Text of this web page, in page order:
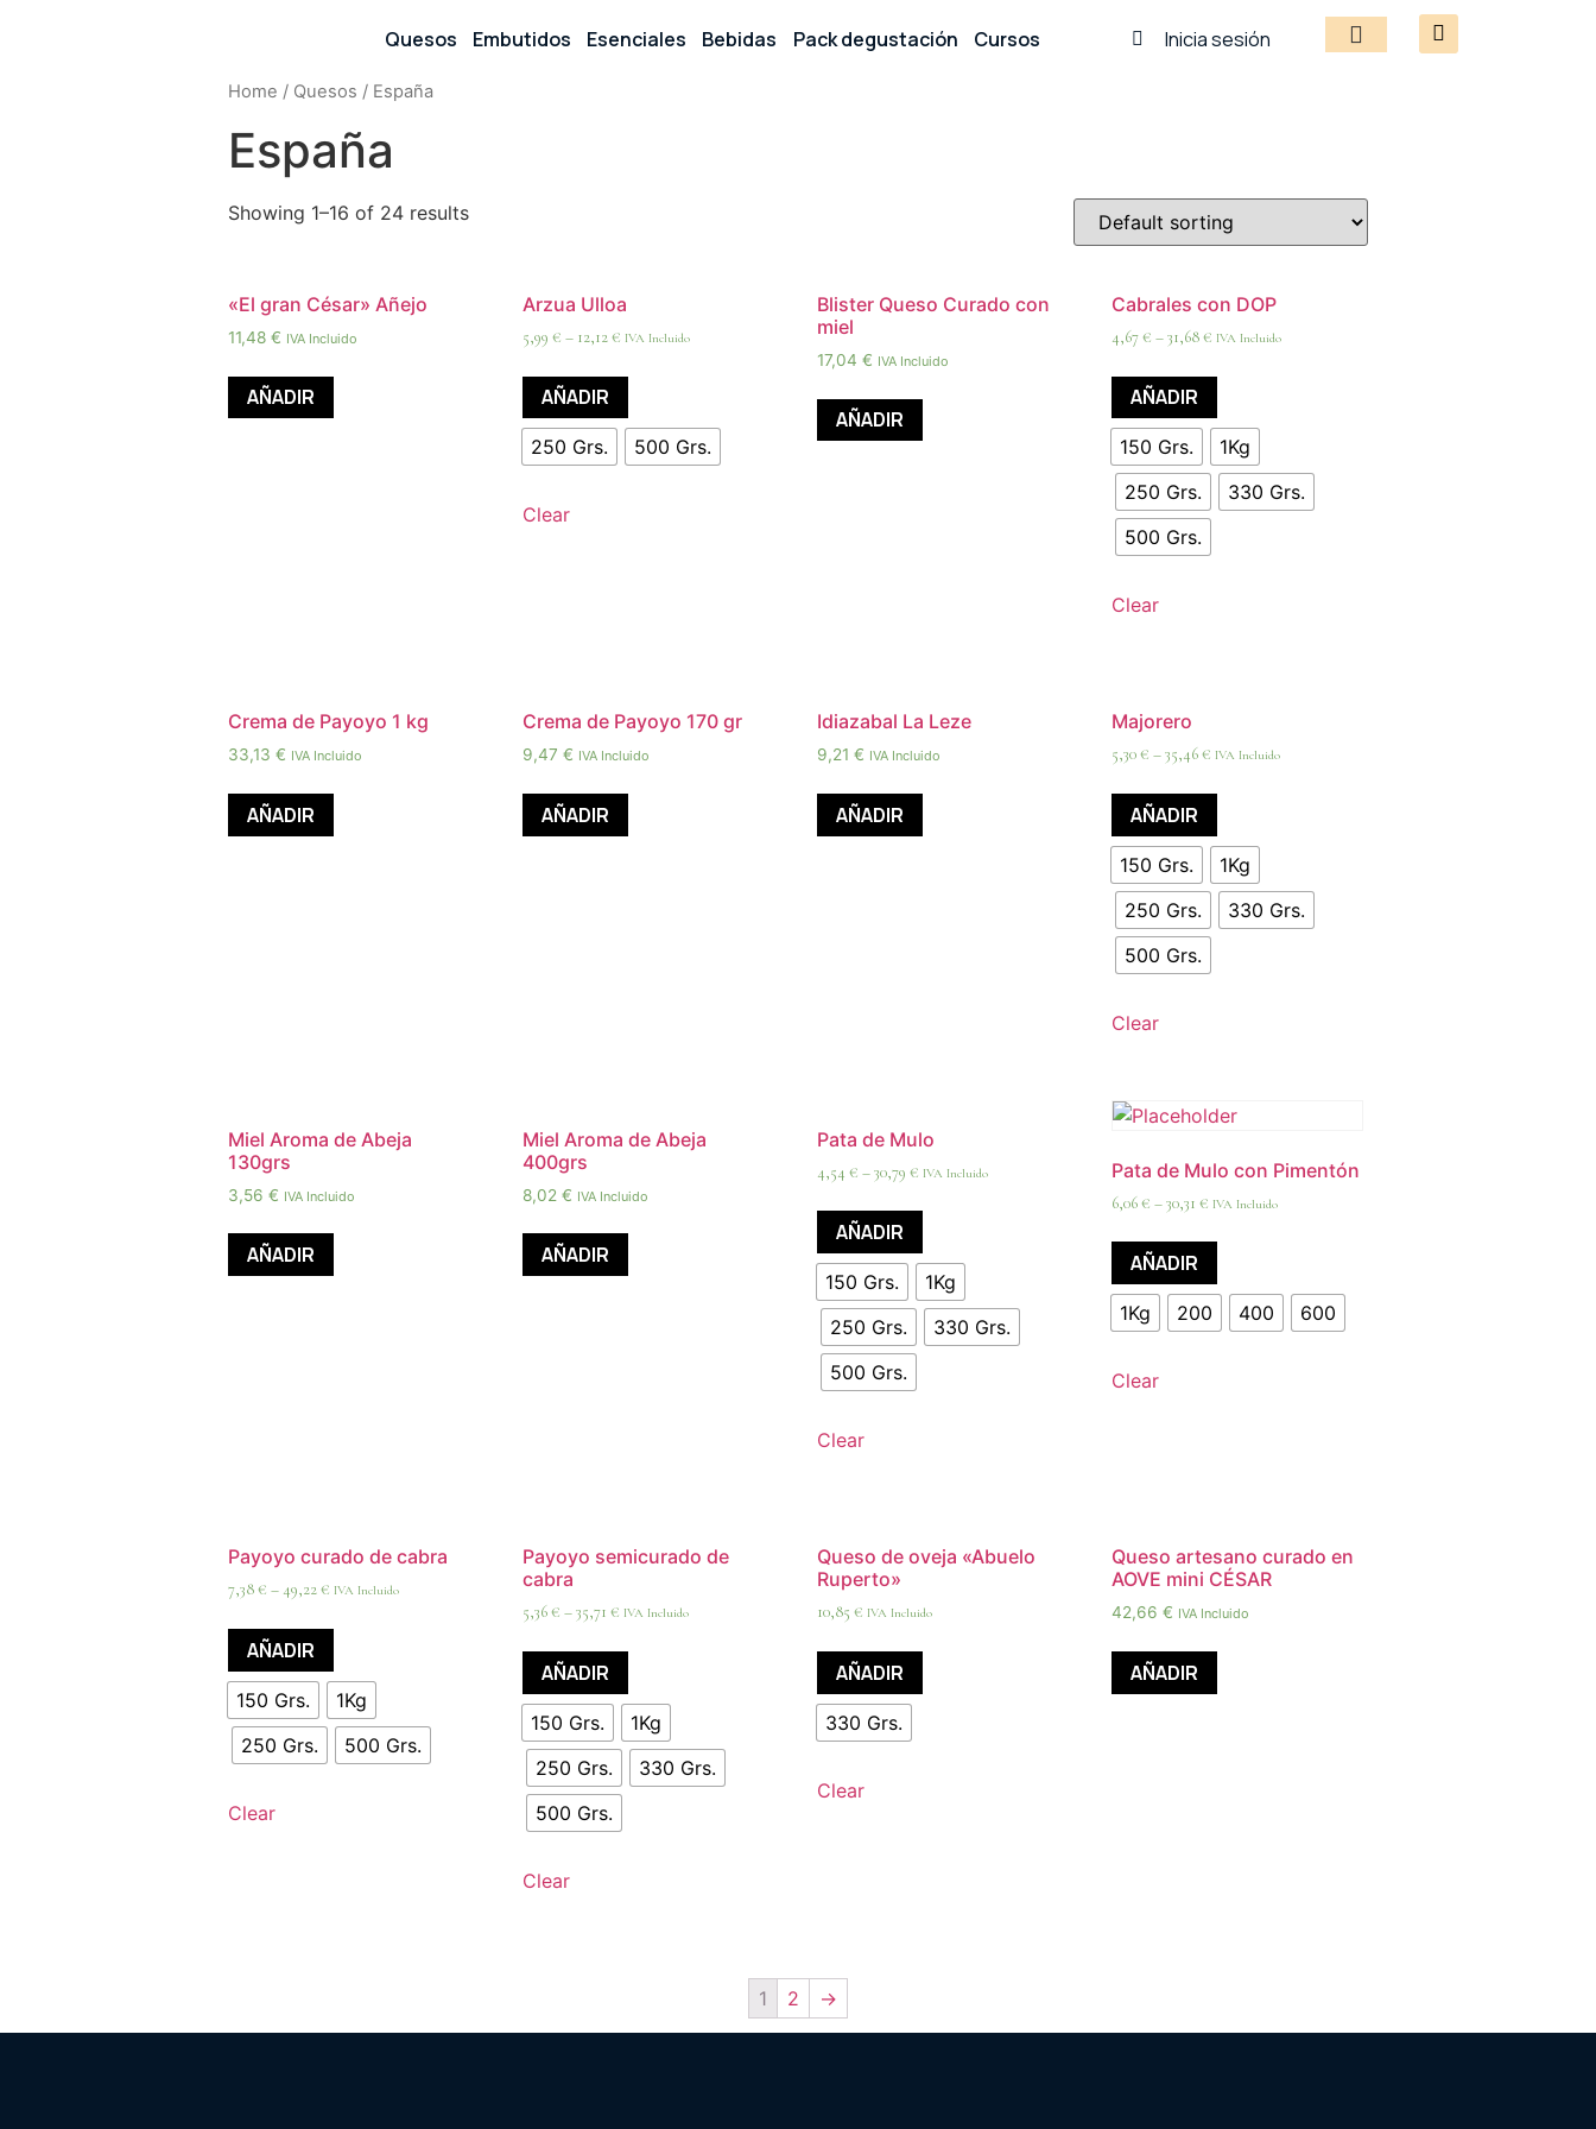
Quesos Embutidos Esenciales Bebidas Pack degustación Cursos Inicia sesión
Home / Quesos / España
España
Showing 1–16 of 24 results
«El gran César» Añejo
11,48 € IVA Incluido
AÑADIR
Arzua Ulloa
5,99€ – 12,12€ IVA Incluido
AÑADIR
250 Grs. 500 Grs.
Clear
Blister Queso Curado con
miel
17,04€ IVA Incluido
AÑADIR
Cabrales con DOP
4,67€ –31,68€ IVA Incluido
AÑADIR
150 Grs.
1Kg
250 Grs.
330 Grs.
500 Grs.
Clear
Crema de Payoyo 1 kg
33,13 € IVA Incluido
AÑADIR
Crema de Payoyo 170 gr
9,47€ IVA Incluido
AÑADIR
Idiazabal La Leze
9,21€ IVA Incluido
AÑADIR
Majorero
5,30€ –35,46€ IVA Incluido
AÑADIR
150 Grs.
1Kg
250 Grs.
330 Grs.
500 Grs.
Clear
Miel Aroma de Abeja
130grs
3,56 € IVA Incluido
AÑADIR
Miel Aroma de Abeja
400grs
8,02€ IVA Incluido
AÑADIR
Pata de Mulo
4,54€ –30,79€ IVA Incluido
AÑADIR
150 Grs.
1Kg
250 Grs.
330 Grs.
500 Grs.
Clear
Pata de Mulo con Pimentón
6,06€ –30,31€ IVA Incluido
AÑADIR
1Kg 200 400 600
Clear
Payoyo curado de cabra
7,38€ – 49,22€ IVA Incluido
AÑADIR
150 Grs.
1Kg
250 Grs.
500 Grs.
Clear
Payoyo semicurado de
cabra
5,36€ –35,71€ IVA Incluido
AÑADIR
150 Grs.
1Kg
250 Grs.
330 Grs.
500 Grs.
Clear
Queso de oveja «Abuelo
Ruperto»
10,85€ IVA Incluido
AÑADIR
330 Grs.
Clear
Queso artesano curado en
AOVE mini CÉSAR
42,66€ IVA Incluido
AÑADIR
1 2 →